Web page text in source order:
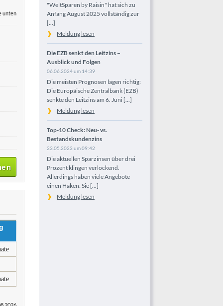
unten
"WeltSparen by Raisin" hat sich zu
Anfang August 2025 vollständig zur
[...]
Meldung lesen
Die EZB senkt den Leitzins –
Ausblick und Folgen
06.06.2024 um 14:39
Die meisten Prognosen lagen richtig:
Die Europäische Zentralbank (EZB)
senkte den Leitzins am 6. Juni [...]
Meldung lesen
Top-10 Check: Neu- vs.
Bestandskundenzins
23.05.2023 um 09:42
Die aktuellen Sparzinsen über drei
Prozent klingen verlockend.
Allerdings haben viele Angebote
einen Haken: Sie [...]
Meldung lesen